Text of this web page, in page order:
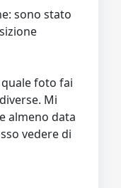
sono stato
foto fai
Mi
almeno data
vedere di